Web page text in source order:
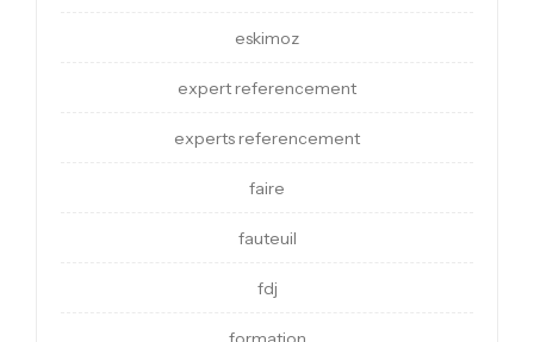
eskimoz
expert referencement
experts referencement
faire
fauteuil
fdj